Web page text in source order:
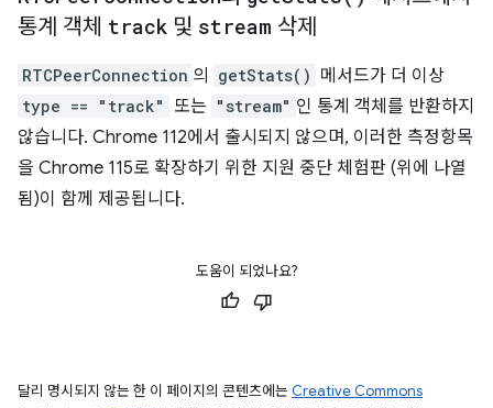
통계 객체 track 및 stream 삭제
RTCPeerConnection 의 getStats() 메서드가 더 이상
type == "track" 또는 "stream" 인 통계 객체를 반환하지
않습니다. Chrome 112에서 출시되지 않으며, 이러한 측정항목
을 Chrome 115로 확장하기 위한 지원 중단 체험판 (위에 나열
됨)이 함께 제공됩니다.
도움이 되었나요?
달리 명시되지 않는 한 이 페이지의 콘텐츠에는 Creative Commons